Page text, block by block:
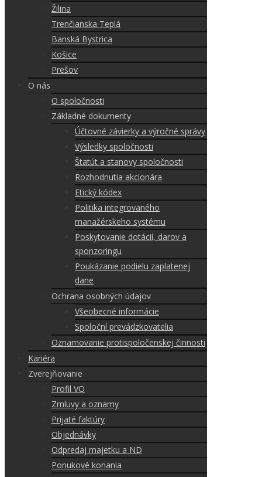
Žilina
Trenčianska Teplá
Banská Bystrica
Košice
Prešov
O nás
O spoločnosti
Základné dokumenty
Účtovné závierky a výročné správy
Výsledky spoločnosti
Štatút a stanovy spoločnosti
Rozhodnutia akcionára
Etický kódex
Politika integrovaného
manažérskeho systému
Poskytovanie dotácií, darov a
sponzoringu
Poukázanie podielu zaplatenej
dane
Ochrana osobných údajov
Všeobecné informácie
Spoloční prevádzkovatelia
Oznamovanie protispoločenskej činnosti
Kariéra
Zverejňovanie
Profil VO
Zmluvy a oznamy
Prijaté faktúry
Objednávky
Odpredaj majetku a ND
Ponukové konania